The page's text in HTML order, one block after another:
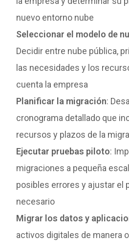
nuevo entorno nube
Seleccionar el modelo de
Decidir entre nube pública,
las necesidades y los
cuenta la empresa
Planificar la migración:
cronograma detallado que
recursos y plazos de la
Ejecutar pruebas piloto:
migraciones a pequeña
posibles errores y ajustar el
necesario
Migrar los datos y
activos digitales de manera